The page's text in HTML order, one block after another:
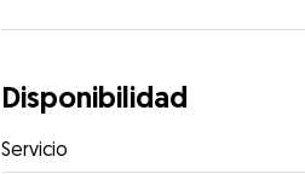
Disponibilidad
Servicio